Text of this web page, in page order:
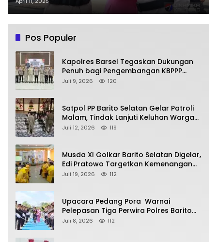
Pos Populer
Kapolres Barsel Tegaskan Dukungan
Penuh bagi Pengembangan KBPPP
Kalimantan Tengah
Juli 9, 2026 120
Satpol PP Barito Selatan Gelar Patroli
Malam, Tindak Lanjuti Keluhan Warga
soal Balap Liar dan Remaja Nongkrong
Juli 12, 2026 119
Musda XI Golkar Barito Selatan Digelar,
Edi Pratowo Targetkan Kemenangan
Partai pada Pemilu Mendatang
Juli 19, 2026 112
Upacara Pedang Pora Warnai
Pelepasan Tiga Perwira Polres Barito
Selatan Masuki Masa Pensiun
Juli 8, 2026 112